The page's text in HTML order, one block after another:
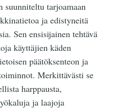
suunniteltu tarjoamaan
ja edistyneitä
Sen ensisijainen tehtävä
käyttäjien käden
päätöksenteon ja
Merkittävästi se
harppausta,
ja laajoja